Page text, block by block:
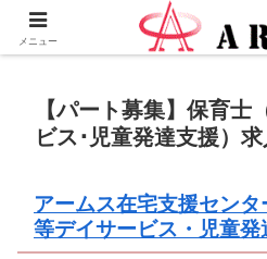
株式会社ＡＲＭ’Ｓ - 横浜
【パート募集】保育士
ビス･児童発達支援）
アームス在宅支援センタ
等デイサービス・児童
メニュー